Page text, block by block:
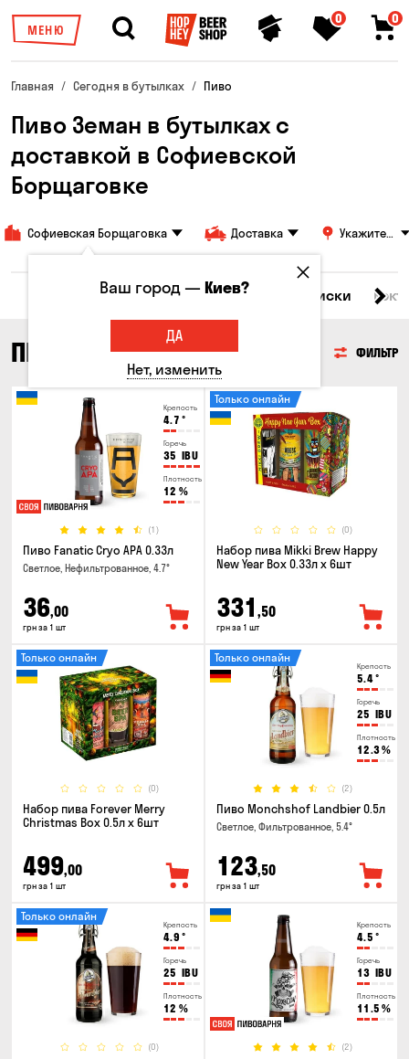
МЕНЮ
0 0
Главная Сегодня в бутылках Пиво
Пиво Земан в бутылках с
доставкой в ​​Софиевской
Борщаговке
Софиевская Борщаговка Доставка
Укажите
Все товары Пиво Сидр Виски
ПИВО ФИЛЬТР
Крепость
4.7 °
Горечь
35 IBU
Плотность
12 %
(1)
Пиво Fanatic Cryo APA 0.33л
Светлое, Нефильтрованное, 4.7°
36,00
грн за 1 шт
(0)
Только онлайн
Набор пива Mikki Brew Happy
New Year Box 0.33л x 6шт
331 ,50
грн за 1 шт
(0)
Только онлайн
Набор пива Forever Merry
Christmas Box 0.5л x 6шт
499,00
грн за 1 шт
Крепость
5.4°
Горечь
25 IBU
Плотность
12.3%
(2)
Только онлайн
Пиво Monchshof Landbier 0.5л
Светлое, Фильтрованное, 5.4°
123,50
грн за 1 шт
Крепость
4.9 °
Горечь
25 IBU
Плотность
12 %
(0)
Только онлайн
Крепость
4.5 °
Горечь
13 IBU
Плотность
11.5 %
(2)
Ваш город —Киев?
ДА
Нет, изменить